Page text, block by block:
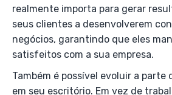
realmente importa para gerar
seus clientes a desenvolverem
negócios, garantindo que eles
satisfeitos com a sua empresa.
Também é possível evoluir a parte
em seu escritório. Em vez de